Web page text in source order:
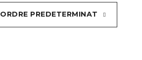
ORDRE PREDETERMINAT